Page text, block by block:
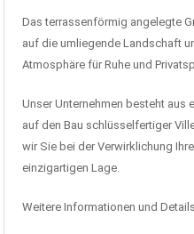
Das terrassenförmig angelegte
auf die umliegende Landschaft
Atmosphäre für Ruhe und
Unser Unternehmen besteht aus
auf den Bau schlüsselfertiger
wir Sie bei der Verwirklichung
einzigartigen Lage.
Weitere Informationen und